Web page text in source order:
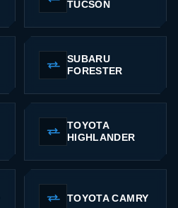
TUCSON
SUBARU
FORESTER
TOYOTA
HIGHLANDER
TOYOTA CAMRY